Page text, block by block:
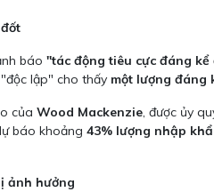
báo "tác động tiêu cực đáng
lập" cho thấy một lượng đáng
của Wood Mackenzie, được ủy
báo khoảng 43% lượng nhập
ảnh hưởng